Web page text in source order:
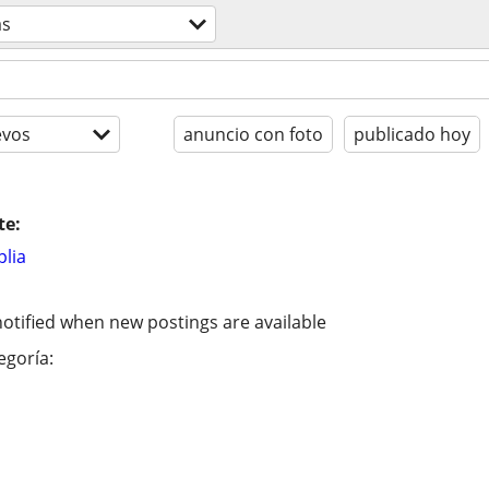
anuncio con foto publicado hoy
when new postings are available